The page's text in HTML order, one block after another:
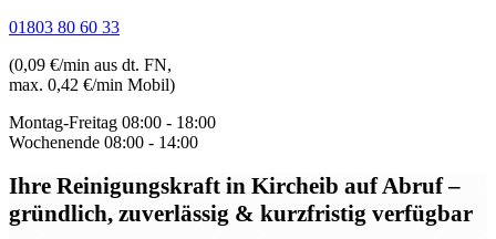
01803 80 60 33
(0,09 €/min aus dt. FN,
max. 0,42 €/min Mobil)
Montag-Freitag 08:00 - 18:00
Wochenende 08:00 - 14:00
Ihre Reinigungskraft in Kircheib auf Abruf–
gründlich, zuverlässig & kurzfristig verfügbar